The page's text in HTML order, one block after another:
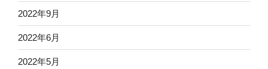
2022年9月
2022年6月
2022年5月